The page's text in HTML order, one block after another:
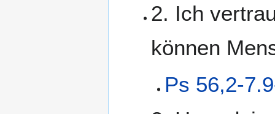
2. Ich
können
Ps 56,2-